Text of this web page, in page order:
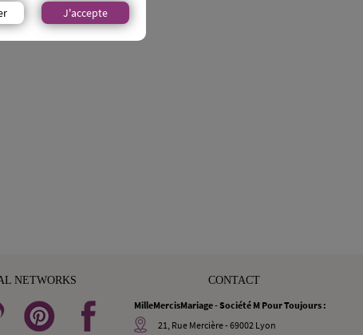
NETWORKS CONTACT
MilleMercisMariage - Société M Pour Toujours :
21, Rue Mercière - 69002 Lyon
J'accepte